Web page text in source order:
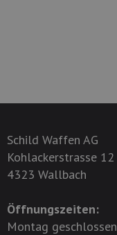
Schild Waffen AG
Kohlackerstrasse 12
4323 Wallbach
Öffnungszeiten:
Montag geschlossen